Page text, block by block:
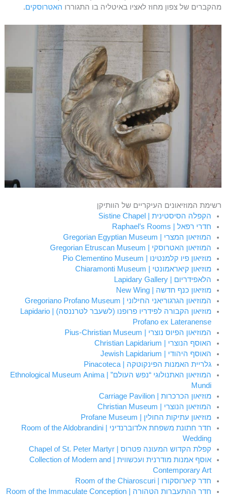
מהקברים של צפון מחוז לאציו באיטליה בו התגוררו האטרוסקים.
רשימת המוזיאונים העיקריים של הוותיקן
הקפלה הסיסטינית | Sistine Chapel
חדרי רפאל | Raphael’s Rooms
המוזיאון המצרי | Gregorian Egyptian Museum
המוזיאון האטרוסקי | Gregorian Etruscan Museum
מוזיאון פיו קלמנטינו | Pio Clementino Museum
מוזיאון קיאראמונטי | Chiaramonti Museum
הלאפידריום | Lapidary Gallery
מוזיאון כנף חדשה | New Wing
המוזיאון הגרגוריאני החילוני | Gregoriano Profano Museum
מוזיאון הקבורה לפידריו פרופנו (לשעבר לטרננסה) | Lapidario
Profano ex Lateranense
המוזיאון הפיוס נוצרי | Pius-Christian Museum
האוסף הנוצרי | Christian Lapidarium
האוסף היהודי | Jewish Lapidarium
גלריית האמנות הפינקוטקה | Pinacoteca
המוזיאון האתנולוגי “נפש העולם” | Ethnological Museum Anima
Mundi
מוזיאון הכרכרות | Carriage Pavilion
המוזיאון הנוצרי | Christian Museum
מוזיאון עתיקות החולין | Profane Museum
חדר חתונת משפחת אלדוברנדיני | Room of the Aldobrandini
Wedding
קפלת הקדוש המעונה פטרוס | Chapel of St. Peter Martyr
אוסף אמנות מודרנית ועכשווית | Collection of Modern and
Contemporary Art
חדר קיארוסקורו | Room of the Chiaroscuri
חדר ההתעברות הטהורה | Room of the Immaculate Conception